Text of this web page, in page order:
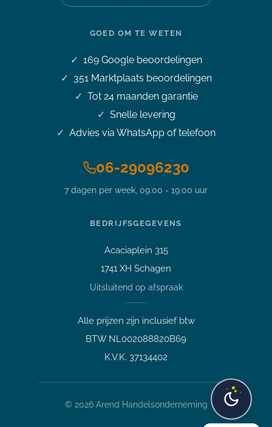
GOED OM TE WETEN
169Google beoordelingen
351Marktplaats beoordelingen
Tot 24 maanden garantie
Snelle levering
Advies via WhatsApp of telefoon
06-29096230
7 dagen per week, 09:00 - 19:00 uur
BEDRIJFSGEGEVENS
Acaciaplein 315
1741 XH Schagen
Uitsluitend op afspraak
Alle prijzen zijn inclusief btw
BTW NL002088820B69
K.V.K. 37134402
© 2026Arend Handelsonderneming
Stel je vraag over dit
product
NVMe SSD Full HD IPS Office
Welk apparaat past bij mij?
Afspraak maken
Afhalen of bezichtigen
Verzending, status of afhalen